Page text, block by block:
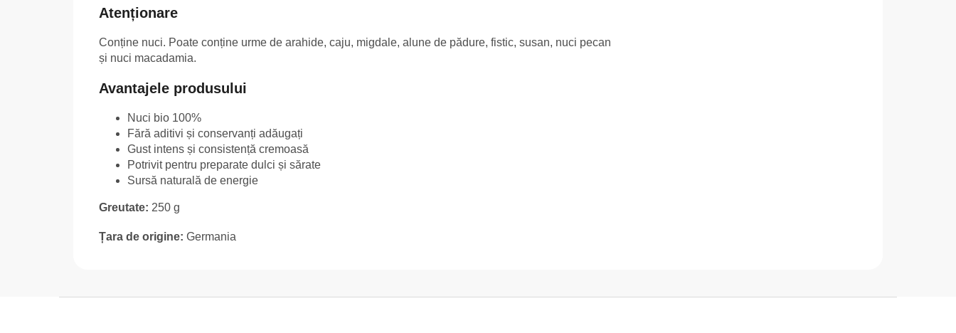
Atenționare
Conține nuci. Poate conține urme de arahide, caju, migdale, alune de pădure, fistic, susan, nuci pecan
și nuci macadamia.
Avantajele produsului
Nuci bio 100%
Fără aditivi și conservanți adăugați
Gust intens și consistență cremoasă
Potrivit pentru preparate dulci și sărate
Sursă naturală de energie
Greutate: 250 g
Țara de origine: Germania